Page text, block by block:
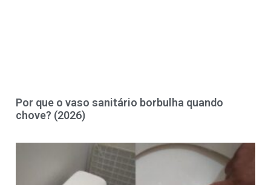
Por que o vaso sanitário borbulha quando
chove? (2026)